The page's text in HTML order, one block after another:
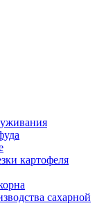
картофеля
сахарной